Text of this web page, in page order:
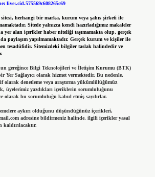
live:.cid.575569c608265c69
herhangi bir marka, kurum veya şahıs şirketi ile
Sitede yalnızca kendi hazırladığımız makaleler
yer alan içerikler haber niteliği taşımamakta olup, gerçek
paylaşım yapılmamaktadır. Gerçek kurum ve kişiler ile
tesadüfidir. Sitemizdeki bilgiler taslak halindedir ve
gereğince Bilgi Teknolojileri ve İletişim Kurumu (BTK)
Yer Sağlayıcı olarak hizmet vermektedir. Bu nedenle,
olarak denetleme veya araştırma yükümlülüğümüz
üyelerimiz yazdıkları içeriklerin sorumluluğunu
olarak bu sorumluluğu kabul etmiş sayılırlar.
aykırı olduğunu düşündüğünüz içerikleri,
adresine bildirmeniz halinde, ilgili içerikler yasal
kaldırılacaktır.